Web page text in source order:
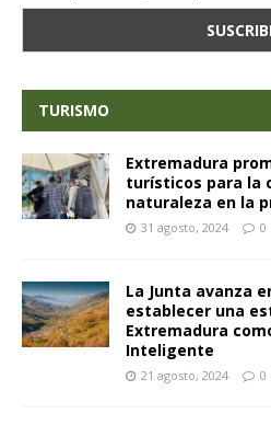
TURISMO
Extremadura
turísticos para la
naturaleza en la
31 agosto, 2024 0
La Junta avanza
establecer una
Extremadura
Inteligente
21 agosto, 2024 0